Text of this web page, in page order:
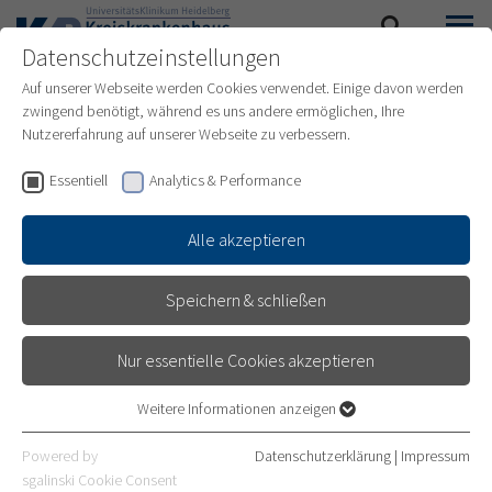
GEBURTSHILFE
Datenschutzeinstellungen
Auf unserer Webseite werden Cookies verwendet. Einige davon werden
zwingend benötigt, während es uns andere ermöglichen, Ihre
Nutzererfahrung auf unserer Webseite zu verbessern.
Essentiell Analytics & Performance
Alle akzeptieren
Speichern & schließen
Nur essentielle Cookies akzeptieren
Essentielle Cookies werden für grundlegende Funktionen der
Webseite benötigt. Dadurch ist gewährleistet, dass die Webseite
Weitere Informationen anzeigen
Powered by
sgalinski Cookie Consent
Datenschutzerklärung | Impressum